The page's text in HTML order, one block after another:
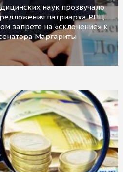
наук прозвучало
патриарха РПЦ
запрете на «склонение» к
Маргариты